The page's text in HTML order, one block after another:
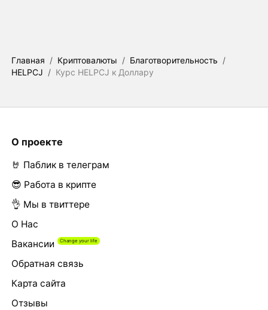
Главная / Криптовалюты / Благотворительность /
HELPCJ / Курс HELPCJ к Доллару
О проекте
🤘 Паблик в телеграм
😎 Работа в крипте
👌 Мы в твиттере
О Нас
Вакансии
Обратная связь
Карта сайта
Отзывы